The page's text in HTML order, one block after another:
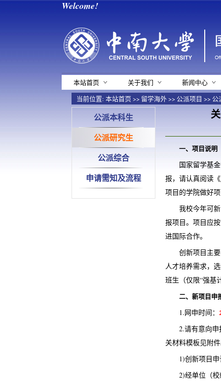
Welcome!
本站首页 关于我们
新闻中心
当前位置: 本站首页>> 留学海外>> 公派项目 >> 公
公派本科生
公派研究生
公派综合
申请需知及流程
一、项目说明
国家留学基
报，请认真阅读《
项目的学院做好
我校今年可
报项目。项目应
进国际合作。
创新项目主
人才培养需求，
班生（仅限“强基
二、新项目申
1.网申时间：
2.请有意向
关材料模板见附
1)创新项目
2)经单位（